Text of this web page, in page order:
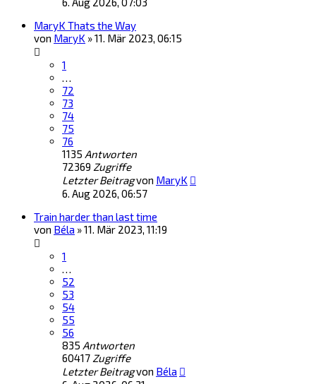
MaryK Thats the Way
von MaryK »11. Mär 2023, 06:15
1
…
72
73
74
75
76
1135 Antworten
72369 Zugriffe
Letzter Beitragvon MaryK
6. Aug 2026, 06:57
Train harder than last time
von Béla »11. Mär 2023, 11:19
1
…
52
53
54
55
56
835 Antworten
60417 Zugriffe
Letzter Beitragvon Béla